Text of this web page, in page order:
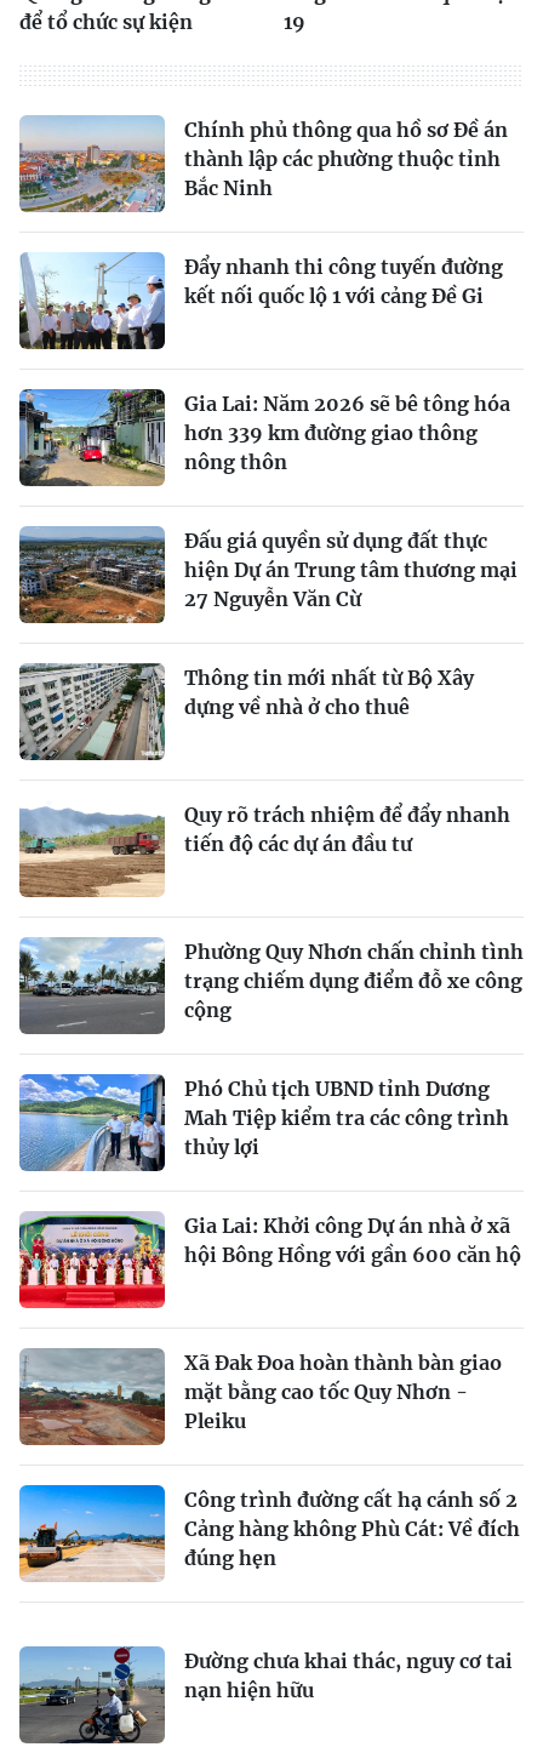
để tổ chức sự kiện
19
Chính phủ thông qua hồ sơ Đề án
thành lập các phường thuộc tỉnh
Bắc Ninh
Đẩy nhanh thi công tuyến đường
kết nối quốc lộ 1 với cảng Đề Gi
Gia Lai: Năm 2026 sẽ bê tông hóa
hơn 339 km đường giao thông
nông thôn
Đấu giá quyền sử dụng đất thực
hiện Dự án Trung tâm thương mại
27 Nguyễn Văn Cừ
Thông tin mới nhất từ Bộ Xây
dựng về nhà ở cho thuê
Quy rõ trách nhiệm để đẩy nhanh
tiến độ các dự án đầu tư
Phường Quy Nhơn chấn chỉnh tình
trạng chiếm dụng điểm đỗ xe công
cộng
Phó Chủ tịch UBND tỉnh Dương
Mah Tiệp kiểm tra các công trình
thủy lợi
Gia Lai: Khởi công Dự án nhà ở xã
hội Bông Hồng với gần 600 căn hộ
Xã Đak Đoa hoàn thành bàn giao
mặt bằng cao tốc Quy Nhơn -
Pleiku
Công trình đường cất hạ cánh số 2
Cảng hàng không Phù Cát: Về đích
đúng hẹn
Đường chưa khai thác, nguy cơ tai
nạn hiện hữu